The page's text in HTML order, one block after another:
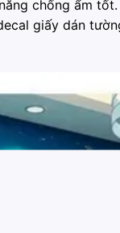
chống ẩm
giấy dán